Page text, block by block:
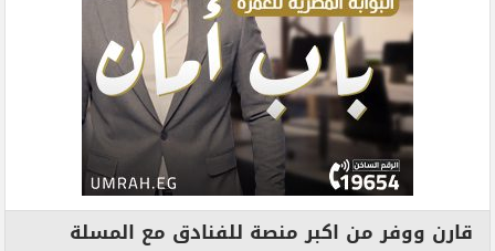
قارن ووفر من اكبر منصة للفنادق مع المسلة